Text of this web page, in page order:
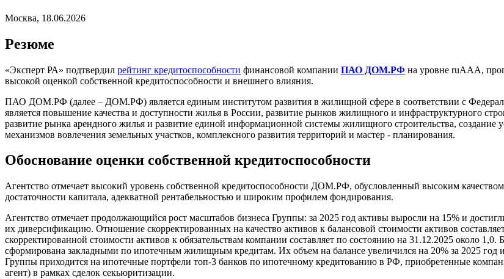
Москва, 18.06.2026
Резюме
«Эксперт РА» подтвердил рейтинг кредитоспособности финансовой компании ПАО ДОМ.РФ на уровне ruAAA,
высокой оценкой собственной кредитоспособности и внешнего влияния.
ПАО ДОМ.РФ (далее – ДОМ.РФ) является единым институтом развития в жилищной сфере в соответствии с
является повышение качества и доступности жилья в России, развитие рынков жилищного и инфраструктурного
развитие рынка арендного жилья и развитие единой информационной системы жилищного строительства, создание
механизмов вовлечения земельных участков, комплексного развития территорий и мастер - планирования.
Обоснование оценки собственной кредитоспособности
Агентство отмечает высокий уровень собственной кредитоспособности ДОМ.РФ, обусловленный высоким
достаточности капитала, адекватной рентабельностью и широким профилем фондирования.
Агентство отмечает продолжающийся рост масштабов бизнеса Группы: за 2025 год активы выросли на 15% и
их диверсификацию. Отношение скорректированных на качество активов к балансовой стоимости активов
скорректированной стоимости активов к обязательствам компании составляет по состоянию на 31.12.2025 около
сформирована закладными по ипотечным жилищным кредитам. Их объем на балансе увеличился на 20% за 2025 год
Группы приходится на ипотечные портфели топ-3 банков по ипотечному кредитованию в РФ, приобретенные
агент) в рамках сделок секьюритизации.